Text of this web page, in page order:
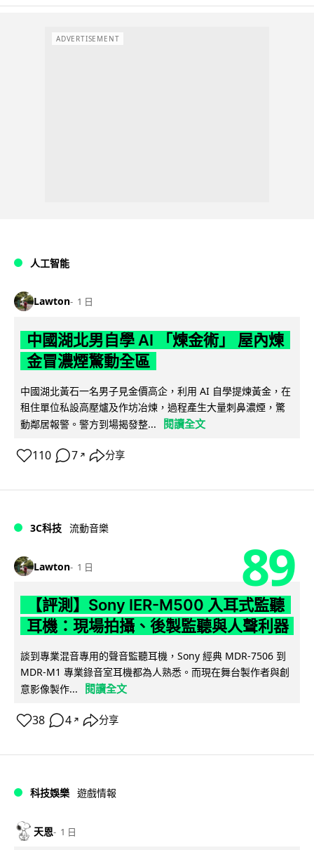
ADVERTISEMENT
人工智能
Lawton 1 日
中國湖北男自學 AI 「煉金術」 屋內煉
金冒濃煙驚動全區
中國湖北黃石一名男子見金價高企，利用 AI 自學提煉黃金，在
租住單位私設高壓爐及作坊冶煉，過程產生大量刺鼻濃煙，驚
動鄰居報警。警方到場揭發整...
閱讀全文
110 7 ↗ 分享
3C科技 流動音樂
Lawton 1 日 89
【評測】Sony IER-M500 入耳式監聽
耳機：現場拍攝、後製監聽與人聲利器
談到專業混音專用的聲音監聽耳機，Sony 經典 MDR-7506 到
MDR-M1 專業錄音室耳機都為人熟悉。而現在舞台製作者與創
意影像製作...
閱讀全文
38 4 ↗ 分享
科技娛樂 遊戲情報
天恩 1 日